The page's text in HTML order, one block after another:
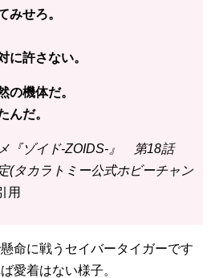
せろ。
許さない。
機体だ。
んだ。
『ゾイド-ZOIDS-』 第18話
(タカラトミー公式ホビーチャン
用
命に戦うセイバータイガーです
愛着はない様子。